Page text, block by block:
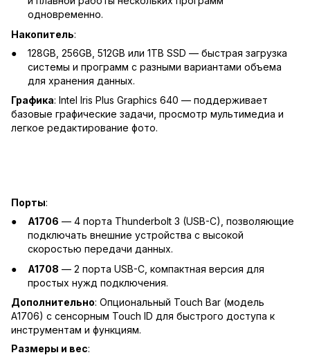
одновременно.
Накопитель:
128GB, 256GB, 512GB или 1TB SSD — быстрая загрузка
системы и программ с разными вариантами объема
для хранения данных.
Графика: Intel Iris Plus Graphics 640 — поддерживает
базовые графические задачи, просмотр мультимедиа и
легкое редактирование фото.
Порты:
A1706 — 4 порта Thunderbolt 3 (USB-C), позволяющие
подключать внешние устройства с высокой
скоростью передачи данных.
A1708 — 2 порта USB-C, компактная версия для
простых нужд подключения.
Дополнительно: Опциональный Touch Bar (модель
A1706) с сенсорным Touch ID для быстрого доступа к
инструментам и функциям.
Размеры и вес: